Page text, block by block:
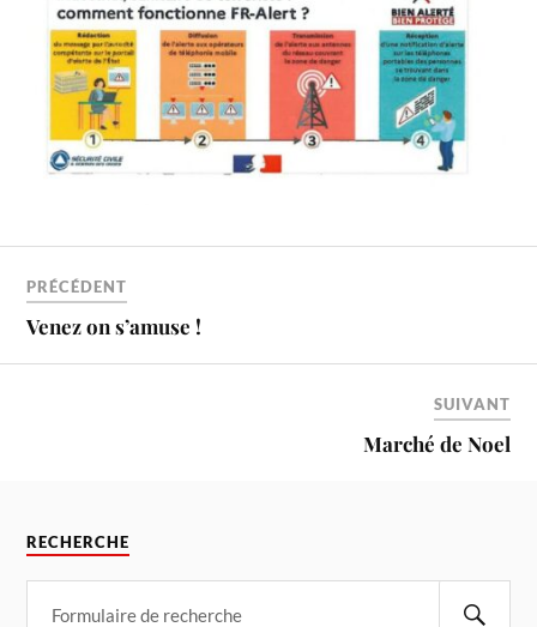
PRÉCÉDENT
Venez on s’amuse !
SUIVANT
Marché de Noel
RECHERCHE